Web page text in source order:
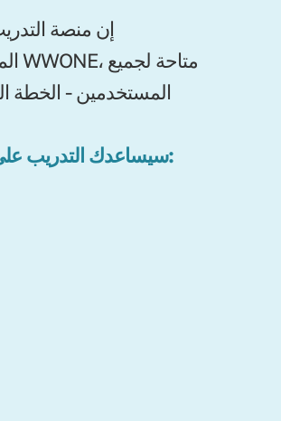
إن منصة
المستخدمين - الخطة
سيساعدك التدريب على إتقان المهارات الأساسية: